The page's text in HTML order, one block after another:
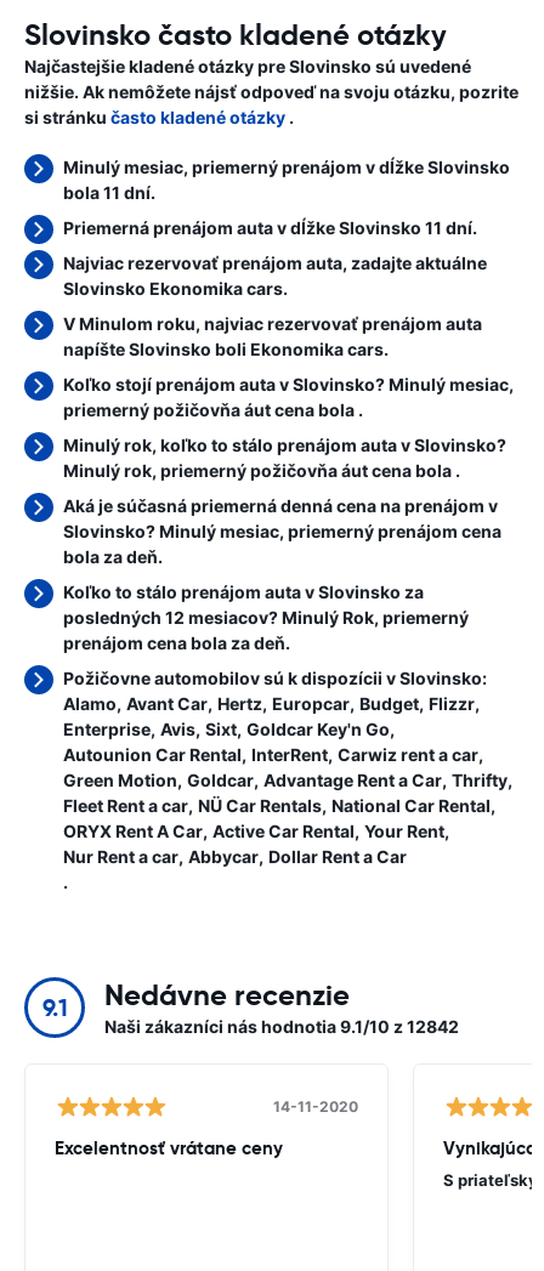
Slovinsko často kladené otázky
Najčastejšie kladené otázky pre Slovinsko sú uvedené
nižšie. Ak nemôžete nájsť odpoveď na svoju otázku, pozrite
si stránku často kladené otázky .
Minulý mesiac, priemerný prenájom v dĺžke Slovinsko
bola 11 dní.
Priemerná prenájom auta v dĺžke Slovinsko 11 dní.
Najviac rezervovať prenájom auta, zadajte aktuálne
Slovinsko Ekonomika cars.
V Minulom roku, najviac rezervovať prenájom auta
napíšte Slovinsko boli Ekonomika cars.
Koľko stojí prenájom auta v Slovinsko? Minulý mesiac,
priemerný požičovňa áut cena bola .
Minulý rok, koľko to stálo prenájom auta v Slovinsko?
Minulý rok, priemerný požičovňa áut cena bola .
Aká je súčasná priemerná denná cena na prenájom v
Slovinsko? Minulý mesiac, priemerný prenájom cena
bola za deň.
Koľko to stálo prenájom auta v Slovinsko za
posledných 12 mesiacov? Minulý Rok, priemerný
prenájom cena bola za deň.
Požičovne automobilov sú k dispozícii v Slovinsko:
Alamo Avant Car Hertz Europcar Budget Flizzr
Enterprise Avis Sixt Goldcar Key'n Go
Autounion Car Rental InterRent Carwiz rent a car
Green Motion Goldcar Advantage Rent a Car Thrifty
Fleet Rent a car NÜ Car Rentals National Car Rental
ORYX Rent A Car Active Car Rental Your Rent
Nur Rent a car Abbycar Dollar Rent a Car
.
9.1 Nedávne recenzie
Naši zákazníci nás hodnotia 9.1/10 z 12842
14-11-2020
Excelentnosť vrátane ceny Vynikajúca
S